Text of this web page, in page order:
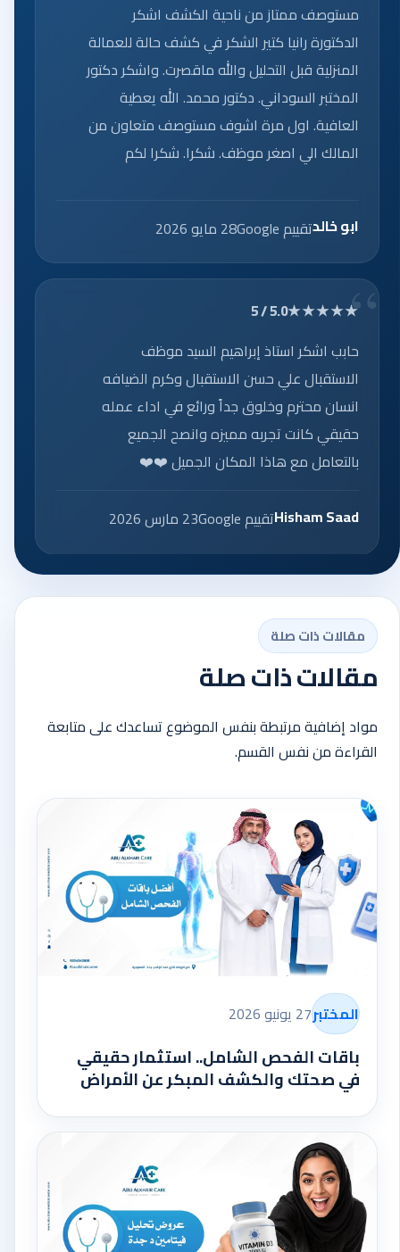
مستوصف ممتاز من ناحية الكشف اشكر
الدكتورة رانيا كتير الشكر في كشف حالة للعمالة
المنزلية قبل التحليل والله ماقصرت. واشكر دكتور
المختبر السوداني. دكتور محمد. الله يعطية
العافية. اول مرة اشوف مستوصف متعاون من
المالك الي اصغر موظف. شكرا. شكرا لكم
ابو خالدتقييم Google 28 مايو 2026
★★★★★
5.0 / 5
حابب اشكر استاذ إبراهيم السيد موظف
الاستقبال علي حسن الاستقبال وكرم الضيافه
انسان محترم وخلوق جداً ورائع في اداء عمله
حقيقي كانت تجربه مميزه وانصح الجميع
بالتعامل مع هاذا المكان الجميل ❤️❤️
Hisham Saadتقييم Google 23 مارس 2026
مقالات ذات صلة
مقالات ذات صلة
مواد إضافية مرتبطة بنفس الموضوع تساعدك على متابعة
القراءة من نفس القسم.
المختبر27 يونيو 2026
باقات الفحص الشامل.. استثمار حقيقي
في صحتك والكشف المبكر عن الأمراض